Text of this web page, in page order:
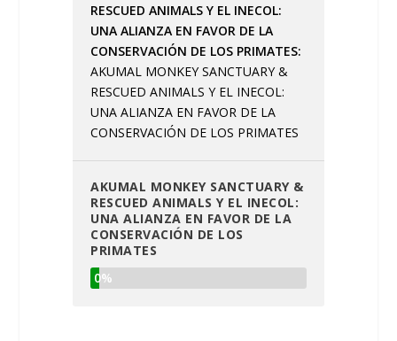
RESCUED ANIMALS Y EL INECOL:
UNA ALIANZA EN FAVOR DE LA
CONSERVACIÓN DE LOS PRIMATES
AKUMAL MONKEY SANCTUARY &
RESCUED ANIMALS Y EL INECOL:
UNA ALIANZA EN FAVOR DE LA
CONSERVACIÓN DE LOS PRIMATES
AKUMAL MONKEY SANCTUARY &
RESCUED ANIMALS Y EL INECOL:
UNA ALIANZA EN FAVOR DE LA
CONSERVACIÓN DE LOS
PRIMATES
0%